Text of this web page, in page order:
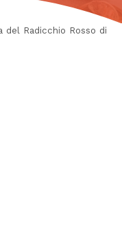
del Radicchio Rosso di